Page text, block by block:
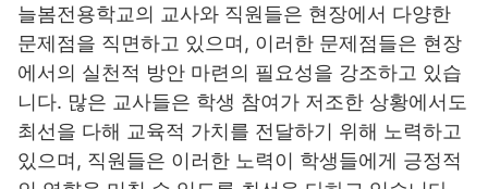
늘봄전용학교의 교사와 직원들은 현장에서 다양한
문제점을 직면하고 있으며, 이러한 문제점들은 현장
에서의 실천적 방안 마련의 필요성을 강조하고 있습
니다. 많은 교사들은 학생 참여가 저조한 상황에서도
최선을 다해 교육적 가치를 전달하기 위해 노력하고
있으며, 직원들은 이러한 노력이 학생들에게 긍정적